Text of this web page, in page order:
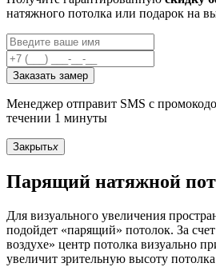
натяжного потолка или подарок на
Заказать замер
Менеджер отправит SMS с
течении 1 минуты
Закрытьx
Парящий натяжной
Для визуального увеличения
подойдет «парящий» потолок. За
воздухе» центр потолка визуально
увеличит зрительную высоту